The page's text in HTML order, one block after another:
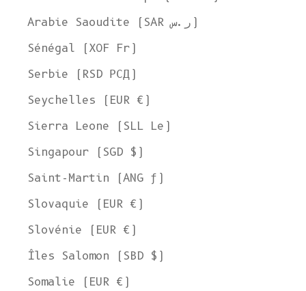
Arabie Saoudite (SAR ر.س)
Sénégal (XOF Fr)
Serbie (RSD РСД)
Seychelles (EUR €)
Sierra Leone (SLL Le)
Singapour (SGD $)
Saint-Martin (ANG ƒ)
Slovaquie (EUR €)
Slovénie (EUR €)
Îles Salomon (SBD $)
Somalie (EUR €)
États-Unis
Langue
Anglais
Devise
Dollar américain
VOIR LA COLLECTION